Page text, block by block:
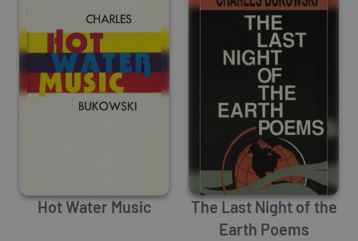
Hot Water Music
The Last Night of the
Earth Poems